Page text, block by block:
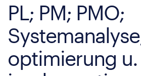
PL; PM; PMO;
optimierung u.